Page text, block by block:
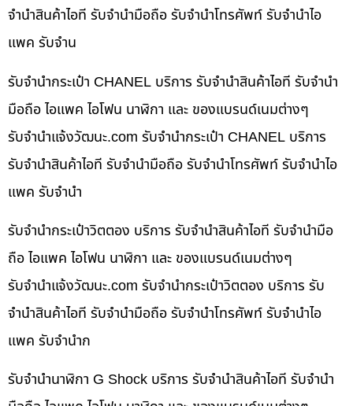
จำนำสินค้าไอที รับจำนำมือถือ รับจำนำโทรศัพท์ รับจำนำไอ
แพค รับจำน
รับจำนำกระเป๋า CHANEL บริการ รับจำนำสินค้าไอที รับจำนำ
มือถือ ไอแพค ไอโฟน นาฬิกา และ ของแบรนด์เนมต่างๆ
รับจํานําแจ้งวัฒนะ.com รับจำนำกระเป๋า CHANEL บริการ
รับจำนำสินค้าไอที รับจำนำมือถือ รับจำนำโทรศัพท์ รับจำนำไอ
แพค รับจำนำ
รับจำนำกระเป๋าวิตตอง บริการ รับจำนำสินค้าไอที รับจำนำมือ
ถือ ไอแพค ไอโฟน นาฬิกา และ ของแบรนด์เนมต่างๆ
รับจํานําแจ้งวัฒนะ.com รับจำนำกระเป๋าวิตตอง บริการ รับ
จำนำสินค้าไอที รับจำนำมือถือ รับจำนำโทรศัพท์ รับจำนำไอ
แพค รับจำนำก
รับจำนำนาฬิกา G Shock บริการ รับจำนำสินค้าไอที รับจำนำ